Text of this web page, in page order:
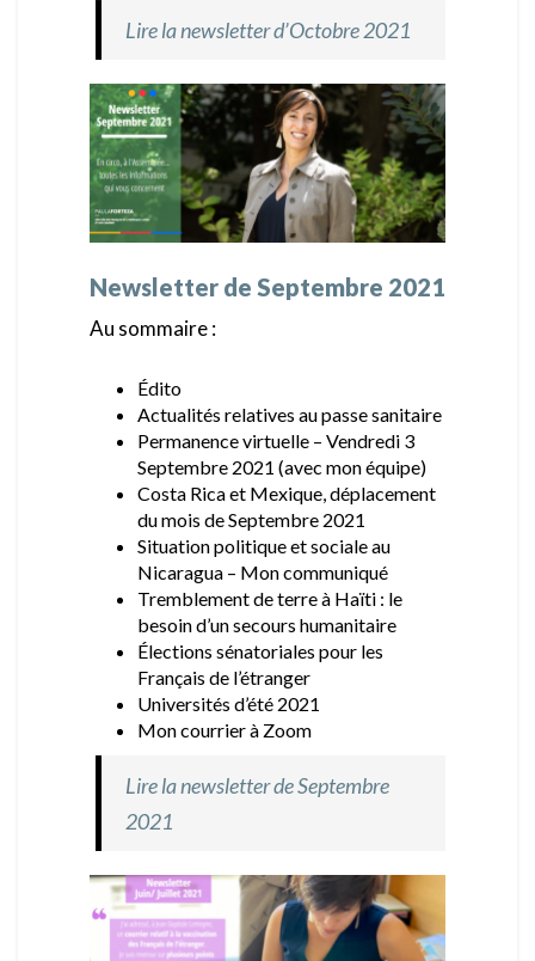
Lire la newsletter d’Octobre 2021
Newsletter de Septembre 2021
Au sommaire :
Édito
Actualités relatives au passe sanitaire
Permanence virtuelle – Vendredi 3
Septembre 2021 (avec mon équipe)
Costa Rica et Mexique, déplacement
du mois de Septembre 2021
Situation politique et sociale au
Nicaragua – Mon communiqué
Tremblement de terre à Haïti : le
besoin d’un secours humanitaire
Élections sénatoriales pour les
Français de l’étranger
Universités d’été 2021
Mon courrier à Zoom
Lire la newsletter de Septembre
2021